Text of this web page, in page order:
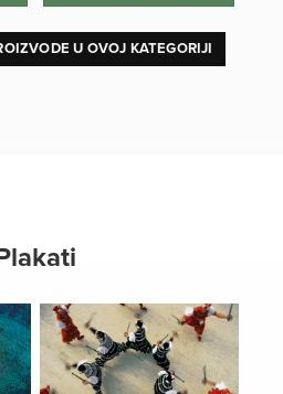
U OVOJ KATEGORIJI